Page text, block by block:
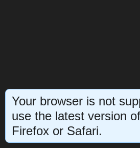
Your browser is not
use the latest version
Firefox or Safari.